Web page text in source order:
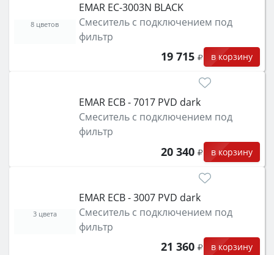
EMAR EC-3003N BLACK
Смеситель с подключением под
фильтр
19 715 в корзину
8 цветов
EMAR ECB - 7017 PVD dark
Смеситель с подключением под
фильтр
20 340 в корзину
EMAR ECB - 3007 PVD dark
Смеситель с подключением под
фильтр
21 360 в корзину
3 цвета